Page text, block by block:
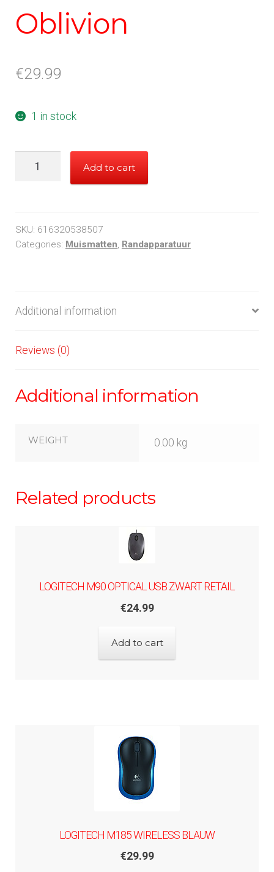
Oblivion
€29.99
1 in stock
Add to cart
SKU: 616320538507
Categories: Muismatten, Randapparatuur
Additional information
Reviews (0)
Additional information
WEIGHT 0.00 kg
Related products
LOGITECH M90 OPTICAL USB ZWART RETAIL
€24.99
Add to cart
LOGITECH M185 WIRELESS BLAUW
€29.99